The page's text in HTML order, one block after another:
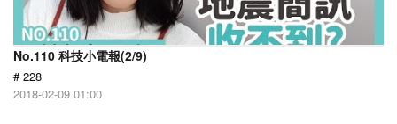
No.110 科技小電報(2/9)
# 228
2018-02-09 01:00